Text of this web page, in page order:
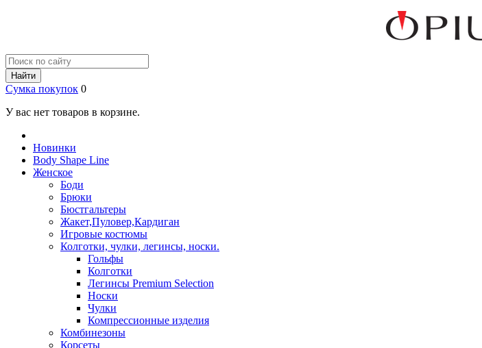
Найти
Сумка покупок 0
У вас нет товаров в корзине.
Новинки
Body Shape Line
Женское
Боди
Брюки
Бюстгальтеры
Жакет,Пуловер,Кардиган
Игровые костюмы
Колготки, чулки, легинсы, носки.
Гольфы
Колготки
Легинсы Premium Selection
Носки
Чулки
Компрессионные изделия
Комбинезоны
Корсеты